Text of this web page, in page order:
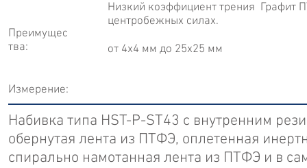
Преимущес
тва:
Измерение:
Низкий коэффициент трения Графит
центробежных силах.
от 4x4 мм до 25x25 мм
Набивка типа HST-P-ST43 с внутренним
обернутая лента из ПТФЭ, оплетенная
спирально намотанная лента из ПТФЭ и в